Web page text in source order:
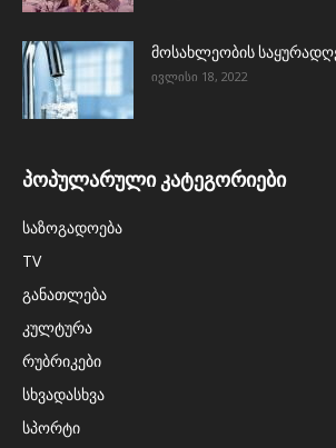
მოსახლეობის
ივლისი 18, 2022
პოპულარული კატეგორიები
საზოგადოება
TV
განათლება
კულტურა
რუბრიკები
სხვადასხვა
სპორტი